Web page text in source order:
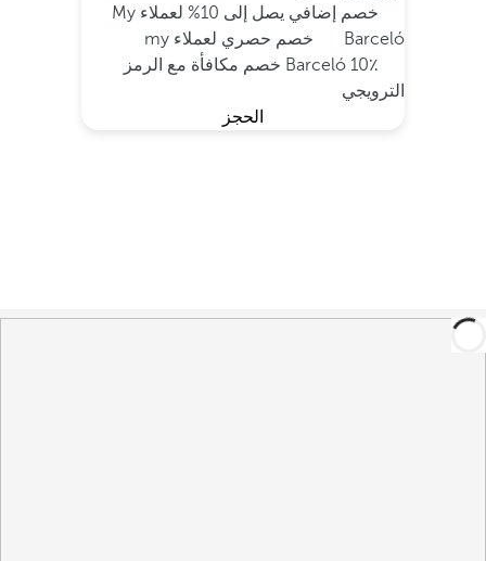
خصم إضافي يصل إلى 10% لعملاء My
Barceló
خصم حصري لعملاء my
Barceló 10٪ خصم مكافأة مع الرمز
الترويجي
الحجز